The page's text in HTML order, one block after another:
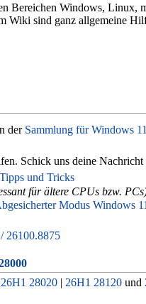
Bereichen Windows, Linux,
sind ganz allgemeine
der Sammlung für Windows 11
Schick uns deine Nachricht
und Tricks
für ältere CPUs bzw.
Modus Windows
26100.8875
26H1 28020| 26H1 28120und